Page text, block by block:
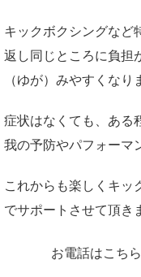
キックボクシングなど
返し同じところに負担
（ゆが）みやすくなり
症状はなくても、ある
我の予防やパフォーマ
これからも楽しくキッ
でサポートさせて頂き
お電話はこち